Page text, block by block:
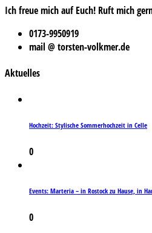
Ich freue mich auf Euch! Ruft mich
0173-9950919
mail @ torsten-volkmer.de
Aktuelles
Hochzeit: Stylische Sommerhochzeit in Celle
0
Events: Marteria – in Rostock zu Hause, in
0